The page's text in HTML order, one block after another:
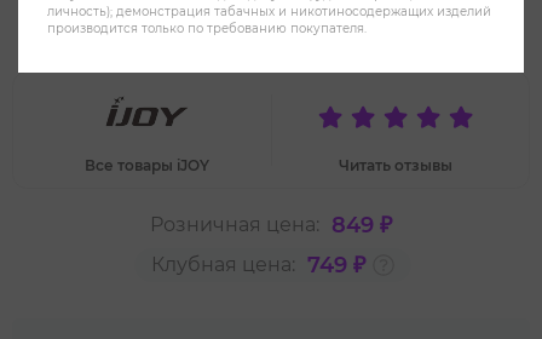
iJOY LIO COMMA Виноград лёд -
Grape Ice
Все товары iJOY Читать отзывы
Розничная цена: 849 ₽
Клубная цена: 749 ₽
личность); демонстрация табачных и никотиносодержащих изделий
производится только по требованию покупателя.